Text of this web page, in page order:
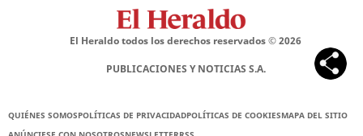
El Heraldo todos los derechos reservados ©2026
PUBLICACIONES Y NOTICIAS S.A.
QUIÉNES SOMOSPOLÍTICAS DE PRIVACIDADPOLÍTICAS DE COOKIESMAPA DEL SITIO